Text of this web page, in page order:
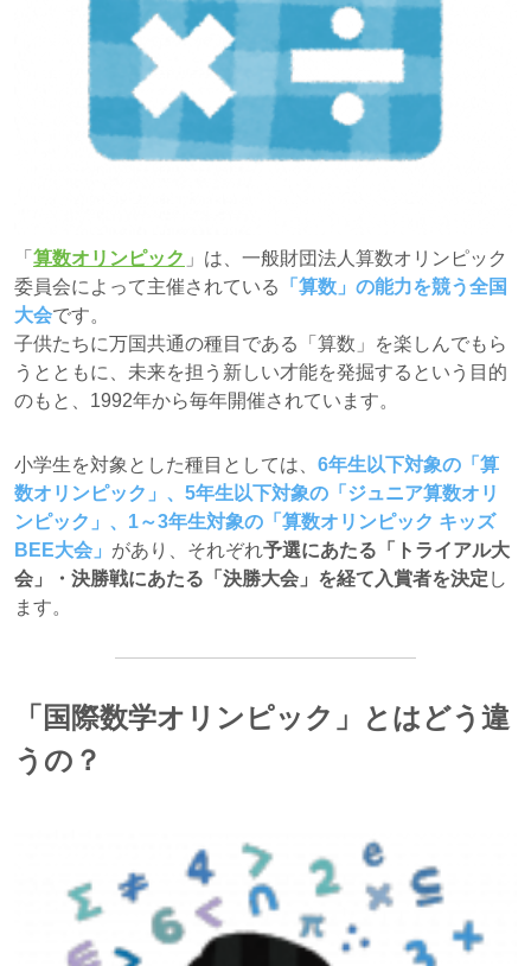
「 算数オリンピック 」は、一般財団法人算数オリンピック
委員会によって主催されている
「算数」の能力を競う全国
大会です。
子供たちに万国共通の種目である「算数」を楽しんでもら
うとともに、未来を担う新しい才能を発掘するという目的
のもと、1992年から毎年開催されています。
小学生を対象とした種目としては、 6年生以下対象の「算
数オリンピック」、5年生以下対象の「ジュニア算数オリ
ンピック」、1～3年生対象の「算数オリンピック キッズ
BEE大会」 があり、それぞれ予選にあたる「トライアル大
会」・決勝戦にあたる「決勝大会」を経て入賞者を決定 し
ます。
「国際数学オリンピック」とはどう違
うの？